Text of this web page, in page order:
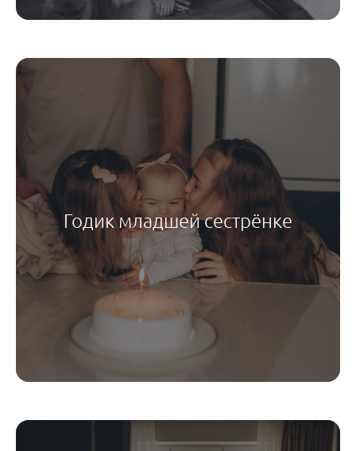
Годик младшей сестрёнке